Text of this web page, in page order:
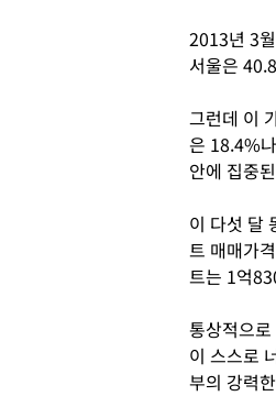
2013년 3
서울은
그런데 이
은 18.4%
안에 집중
이 다섯 달
트 매매가
트는 1억
통상적으
이 스스로
부의 강력